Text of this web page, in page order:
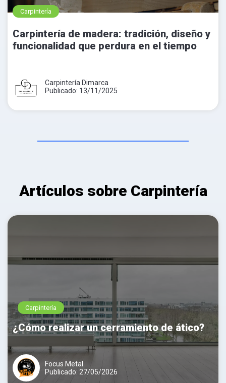
Carpintería
Carpintería de madera: tradición, diseño y
funcionalidad que perdura en el tiempo
Carpintería Dimarca
Publicado: 13/11/2025
Artículos sobre Carpintería
Carpintería
¿Cómo realizar un cerramiento de ático?
Focus Metal
Publicado: 27/05/2026